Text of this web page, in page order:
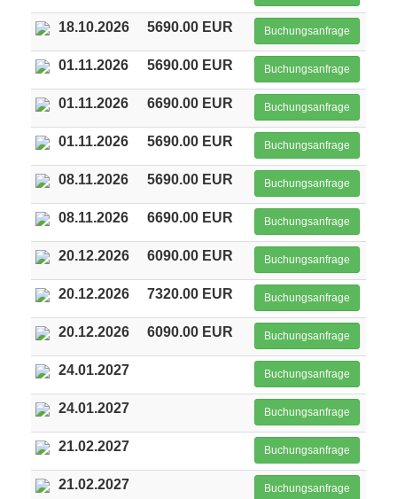
18.10.2026 5690.00 EUR Buchungsanfrage
01.11.2026 5690.00 EUR Buchungsanfrage
01.11.2026 6690.00 EUR Buchungsanfrage
01.11.2026 5690.00 EUR Buchungsanfrage
08.11.2026 5690.00 EUR Buchungsanfrage
08.11.2026 6690.00 EUR Buchungsanfrage
20.12.2026 6090.00 EUR Buchungsanfrage
20.12.2026 7320.00 EUR Buchungsanfrage
20.12.2026 6090.00 EUR Buchungsanfrage
24.01.2027 Buchungsanfrage
24.01.2027 Buchungsanfrage
21.02.2027 Buchungsanfrage
21.02.2027 Buchungsanfrage